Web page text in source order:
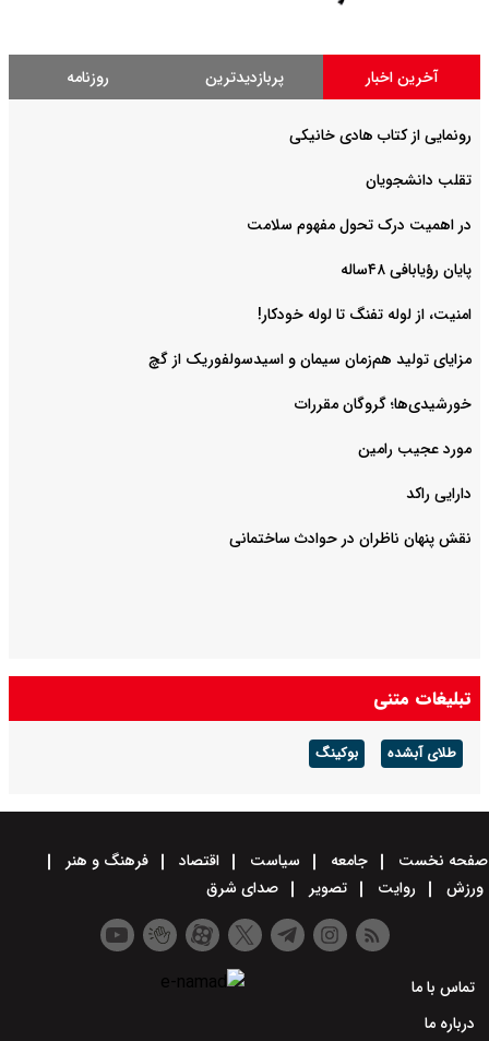
آخرین اخبار پربازدیدترین روزنامه
رونمایی از کتاب هادی خانیکی
‌تقلب دانشجویان
در اهمیت درک تحول مفهوم سلامت
پایان رؤیابافی ۴۸ساله
امنیت، از لوله تفنگ تا ‌لوله خودکار!
مزایای تولید هم‌زمان سیمان و اسیدسولفوریک از گچ
خورشیدی‌ها؛ گروگان مقررات
مورد عجیب رامین
دارایی راکد
نقش پنهان ناظران در حوادث ساختمانی
تبلیغات متنی
طلای آبشده بوکینگ
صفحه نخست جامعه سیاست اقتصاد
فرهنگ و هنر
ورزش
روایت تصویر صدای شرق
تماس با ما
درباره ما